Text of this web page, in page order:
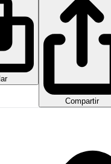
Compartir